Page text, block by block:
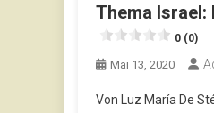
Thema
0 (0)
Mai 13, 2020
Von Luz María De